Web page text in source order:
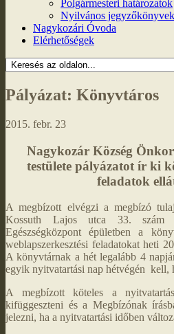
Polgármesteri határozatok
Nyilvános jegyzőkönyvek
Nagykozári Óvoda
Elérhetőségek
Pályázat: Könyvtáros
2015. febr. 23
Nagykozár Község
testülete pályázatot ír ki
feladatok
A megbízott elvégzi a megbízó
Kossuth Lajos utca 33. szám
Egészségközpont épületben a
weblapszerkesztési feladatokat heti
A könyvtárnak a hét legalább 4
egyik nyitvatartási nap hétvégén kell,
A megbízott köteles a
kifüggeszteni és a Megbízónak
jelezni, ha a nyitvatartási időben